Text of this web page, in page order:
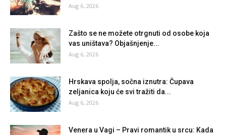
Aug 6, 2026
Zašto se ne možete otrgnuti od osobe koja
vas uništava? Objašnjenje...
Aug 6, 2026
Hrskava spolja, sočna iznutra: Čupava
zeljanica koju će svi tražiti da...
Aug 6, 2026
Venera u Vagi – Pravi romantik u srcu: Kada